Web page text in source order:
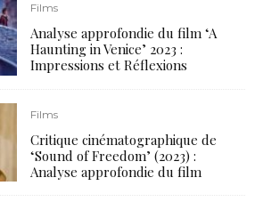
Films
Analyse approfondie du film ‘A
Haunting in Venice’ 2023 :
Impressions et Réflexions
Films
Critique cinématographique de
‘Sound of Freedom’ (2023) :
Analyse approfondie du film